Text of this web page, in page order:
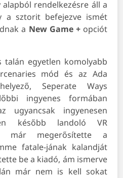
rendelkezésre áll a
a sztorit befejezve ismét
a New Game +opciót
talán egyetlen komolyabb
mód és az Ada
Seperate Ways
ingyenes formában
ugyancsak ingyenesen
később landoló VR
már megerősítette a
fatale-jának kalandját
be a kiadó, ám ismerve
már nem is kell sokat